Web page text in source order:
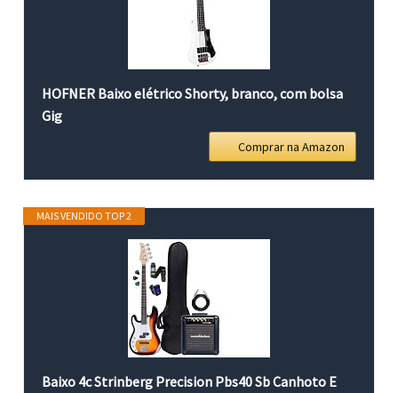
HOFNER Baixo elétrico Shorty, branco, com bolsa
Gig
Comprar na Amazon
MAIS VENDIDO TOP 2
Baixo 4c Strinberg Precision Pbs40 Sb Canhoto E